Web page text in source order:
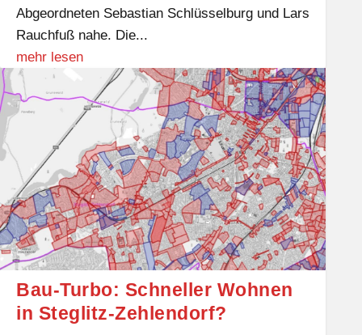
Abgeordneten Sebastian Schlüsselburg und Lars
Rauchfuß nahe. Die...
mehr lesen
Bau-Turbo: Schneller Wohnen
in Steglitz-Zehlendorf?